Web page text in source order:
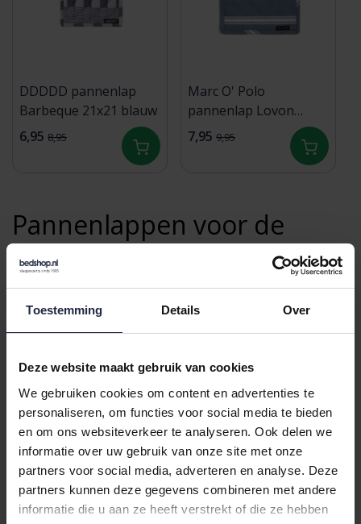
Toestemming Details Over
Deze website maakt gebruik van cookies
We gebruiken cookies om content en advertenties te
personaliseren, om functies voor social media te bieden
en om ons websiteverkeer te analyseren. Ook delen we
informatie over uw gebruik van onze site met onze
partners voor social media, adverteren en analyse. Deze
partners kunnen deze gegevens combineren met andere
informatie die u aan ze heeft verstrekt of die ze hebben
DDDDD pannenlap
Barbeque 21x21 blauw
6,95 8,95
Marc O' Polo
pannenlap Lovon
22x22 smoke-blue
7,95 9,95
Pannenlappen voor de
keuken
Met een goede pannenlap voorkomt u dat u zich
brandt aan bijvoorbeeld aan de handgrepen van een
hete pan of een ovenschaal die net uit de oven komt.
Met een pannenlap kunt u veilig, snel en eenvoudig
Pannenlappen zijn wat sneller in te zetten dan
ovenwanten. Een ovenwant
moet immers eerst
'aangetrokken' worden. In tegenstelling tot een
pannenlap bedekt een ovenwant de hele hand. Aan u
de keuze, gaat u voor de het gemak van de pannenlap
of de extra veiligheid van de ovenwant. Vaak hebben